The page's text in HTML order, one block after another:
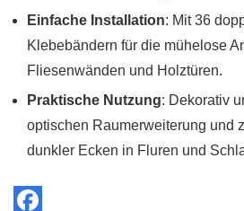
Einfache Installation: Mit 36
Klebebändern für die mühelose
Fliesenwänden und Holztüren.
Praktische Nutzung: Dekorativ
optischen Raumerweiterung und
dunkler Ecken in Fluren und